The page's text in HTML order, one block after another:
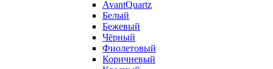
AvantQuartz
Белый
Бежевый
Чёрный
Фиолетовый
Коричневый